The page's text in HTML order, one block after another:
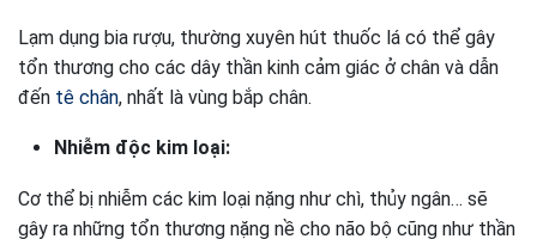
Lạm dụng bia rượu, thường xuyên hút thuốc lá có thể gây
tổn thương cho các dây thần kinh cảm giác ở chân và dẫn
đến tê chân, nhất là vùng bắp chân.
Nhiễm độc kim loại:
Cơ thể bị nhiễm các kim loại nặng như chì, thủy ngân… sẽ
gây ra những tổn thương nặng nề cho não bộ cũng như thần